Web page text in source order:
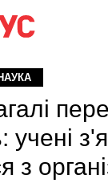
учені
з